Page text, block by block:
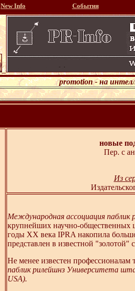
New Info События
promotion - на
новые
Пер. с
Из
Международная ассоциация паблик
крупнейших научно-общественных
годы XX века IPRA накопила
представлен в известной
Не менее известен профессионалам
паблик рилейшнз Университета
USA).